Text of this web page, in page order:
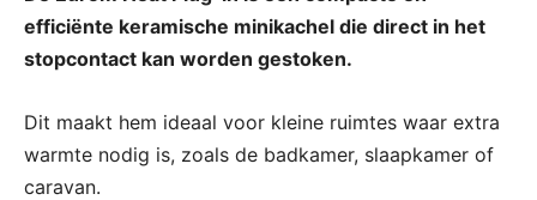
efficiënte keramische minikachel die direct in het
stopcontact kan worden gestoken.
Dit maakt hem ideaal voor kleine ruimtes waar extra
warmte nodig is, zoals de badkamer, slaapkamer of
caravan.